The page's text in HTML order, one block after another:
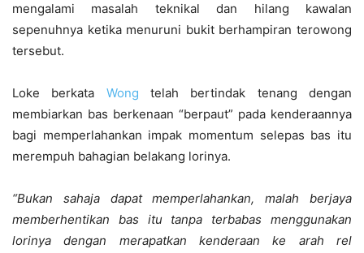
mengalami masalah teknikal dan hilang kawalan
sepenuhnya ketika menuruni bukit berhampiran terowong
tersebut.
Loke berkata Wong telah bertindak tenang dengan
membiarkan bas berkenaan “berpaut” pada kenderaannya
bagi memperlahankan impak momentum selepas bas itu
merempuh bahagian belakang lorinya.
“Bukan sahaja dapat memperlahankan, malah berjaya
memberhentikan bas itu tanpa terbabas menggunakan
lorinya dengan merapatkan kenderaan ke arah rel